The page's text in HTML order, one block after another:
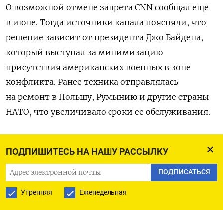
ПОДПИШИТЕСЬ НА НАШУ РАССЫЛКУ
ПОДПИСАТЬСЯ
Утренняя Еженедельная
О возможной отмене запрета CNN сообщал еще
в июне. Тогда источники канала поясняли, что
решение зависит от президента Джо Байдена,
который выступал за минимизацию
присутствия американских военных в зоне
конфликта. Ранее техника отправлялась
на ремонт в Польшу, Румынию и другие страны
НАТО, что увеличивало сроки ее обслуживания.